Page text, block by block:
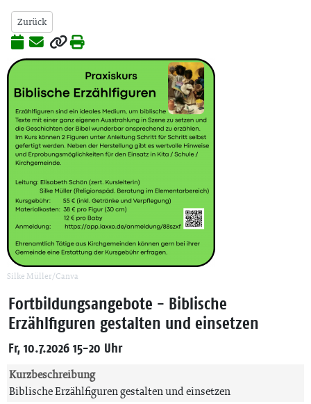
Zurück
Silke Müller/Canva
Fortbildungsangebote - Biblische
Erzählfiguren gestalten und einsetzen
Fr, 10.7.2026 15-20 Uhr
Kurzbeschreibung
Biblische Erzählfiguren gestalten und einsetzen